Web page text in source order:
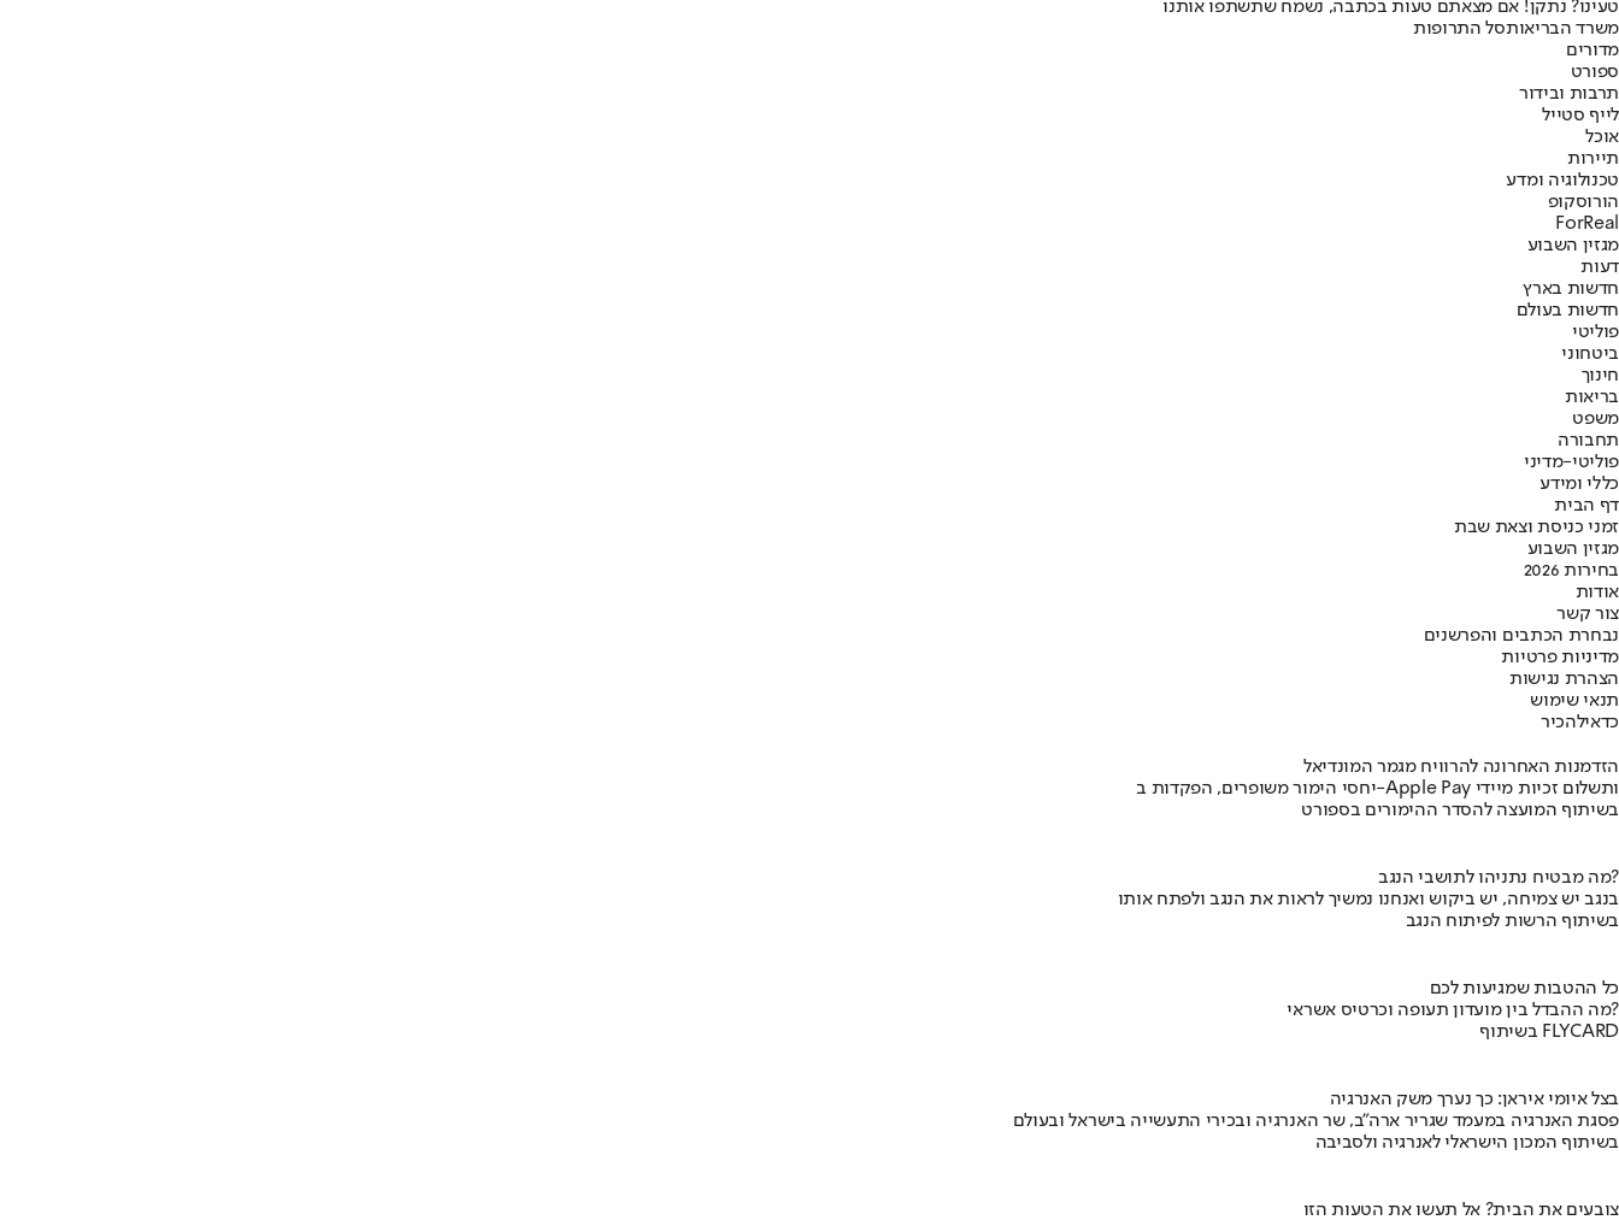
טעינו? נתקן! אם מצאתם טעות בכתבה, נשמח שתשתפו אותנו
משרד הבריאותסל התרופות
מדורים
ספורט
תרבות ובידור
לייף סטייל
אוכל
תיירות
טכנולוגיה ומדע
הורוסקופ
ForReal
מגזין השבוע
דעות
חדשות בארץ
חדשות בעולם
פוליטי
ביטחוני
חינוך
בריאות
משפט
תחבורה
פוליטי-מדיני
כללי ומידע
דף הבית
זמני כניסת וצאת שבת
מגזין השבוע
בחירות 2026
אודות
צור קשר
נבחרת הכתבים והפרשנים
מדיניות פרטיות
הצהרת נגישות
תנאי שימוש
כדאילהכיר
הזדמנות האחרונה להרוויח מגמר המונדיאל
יחסי הימור משופרים, הפקדות ב-Apple Pay ותשלום זכיות מיידי
בשיתוף המועצה להסדר ההימורים בספורט
מה מבטיח נתניהו לתושבי הנגב?
בנגב יש צמיחה, יש ביקוש ואנחנו נמשיך לראות את הנגב ולפתח אותו
בשיתוף הרשות לפיתוח הנגב
כל ההטבות שמגיעות לכם
מה ההבדל בין מועדון תעופה וכרטיס אשראי?
בשיתוף FLYCARD
בצל איומי איראן: כך נערך משק האנרגיה
פסגת האנרגיה במעמד שגריר ארה"ב, שר האנרגיה ובכירי התעשייה בישראל ובעולם
בשיתוף המכון הישראלי לאנרגיה ולסביבה
צובעים את הבית? אל תעשו את הטעות הזו